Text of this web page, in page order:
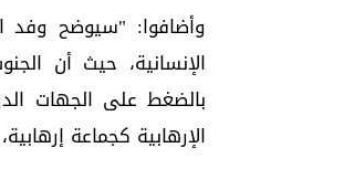
وأضافوا: "سيوضح وفد
الإنسانية، حيث أن
بالضغط على الجهات
الإرهابية كجماعة